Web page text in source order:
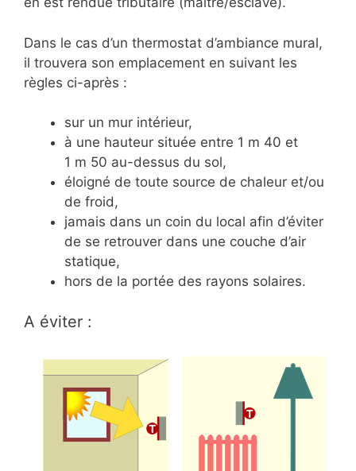
Dans le cas d’un thermostat d’ambiance mural,
il trouvera son emplacement en suivant les
règles ci-après :
sur un mur intérieur,
à une hauteur située entre 1 m 40 et
1 m 50 au-dessus du sol,
éloigné de toute source de chaleur et/ou
de froid,
jamais dans un coin du local afin d’éviter
de se retrouver dans une couche d’air
statique,
hors de la portée des rayons solaires.
A éviter :